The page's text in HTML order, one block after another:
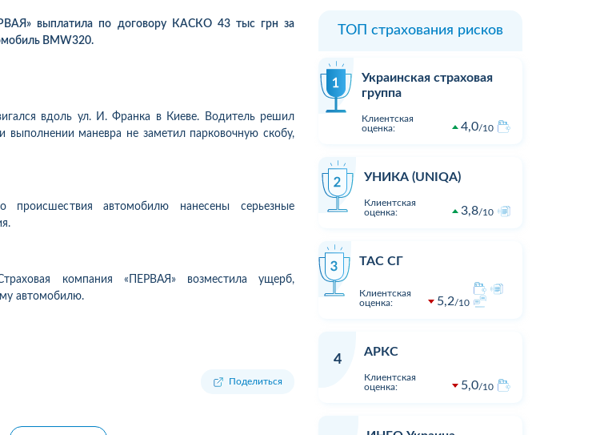
выплатила по договору КАСКО 43 тыс грн за
BMW320.
вдоль ул. И. Франка в Киеве. Водитель решил
выполнении маневра не заметил парковочную скобу,
происшествия автомобилю нанесены серьезные
компания «ПЕРВАЯ» возместила ущерб,
автомобилю.
Поделиться
ТОП страхования рисков
Украинская страховая
группа
Клиентская
оценка:
4,0 10
УНИКА (UNIQA)
Клиентская
оценка:
3,8 10
ТАС СГ
Клиентская
оценка:
5,2 10
4
АРКС
Клиентская
оценка:
5,0 10